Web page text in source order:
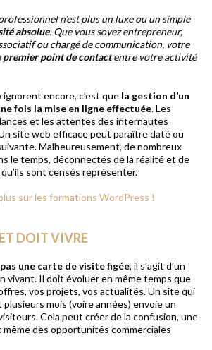
n’est plus un luxe ou un simple
absolue. Que vous soyez entrepreneur,
ou chargé de communication, votre
premier point de contactentre votre activité
encore, c’est que la gestion d’un
fois la mise en ligne effectuée. Les
et les attentes des internautes
site web efficace peut paraître daté ou
Malheureusement, de nombreux
le temps, déconnectés de la réalité et de
qu’ils sont censés représenter.
sur les formations WordPress !
DOIT VIVRE
pas une carte de visite figée, il s’agit d’un
vivant. Il doit évoluer en même temps que
vos projets, vos actualités. Un site qui
mois (voire années) envoie un
Cela peut créer de la confusion, une
des opportunités commerciales